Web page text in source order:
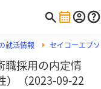
就活情報 セイコーエプ
職採用の内定情
）（2023-09-22